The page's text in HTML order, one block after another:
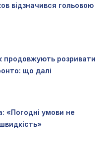
відзначився гольовою
продовжують розривати
що далі
«Погодні умови не